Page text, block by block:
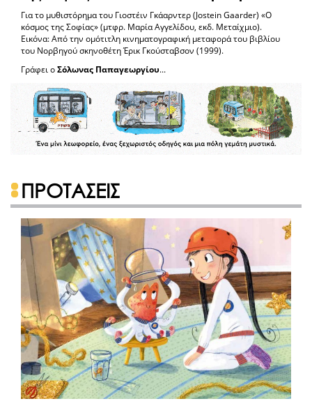
Για το μυθιστόρημα του Γιοστέιν Γκάαρντερ (Jostein Gaarder) «Ο
κόσμος της Σοφίας» (μτφρ. Μαρία Αγγελίδου, εκδ. Μεταίχμιο).
Εικόνα: Από την ομότιτλη κινηματογραφική μεταφορά του βιβλίου
του Νορβηγού σκηνοθέτη Έρικ Γκούσταβσον (1999).
Γράφει οΣόλωνας Παπαγεωργίου...
ΠΡΟΤΑΣΕΙΣ